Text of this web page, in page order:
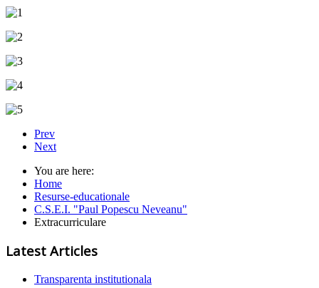
Prev
Next
You are here:
Home
Resurse-educationale
C.S.E.I. "Paul Popescu Neveanu"
Extracurriculare
Latest Articles
Transparenta institutionala